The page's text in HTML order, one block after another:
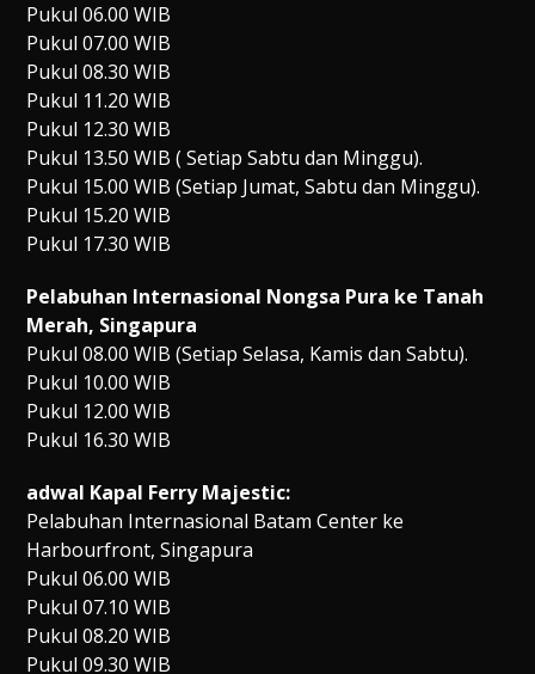
Pukul 06.00 WIB
Pukul 07.00 WIB
Pukul 08.30 WIB
Pukul 11.20 WIB
Pukul 12.30 WIB
Pukul 13.50 WIB ( Setiap Sabtu dan Minggu).
Pukul 15.00 WIB (Setiap Jumat, Sabtu dan Minggu).
Pukul 15.20 WIB
Pukul 17.30 WIB
Pelabuhan Internasional Nongsa Pura ke Tanah
Merah, Singapura
Pukul 08.00 WIB (Setiap Selasa, Kamis dan Sabtu).
Pukul 10.00 WIB
Pukul 12.00 WIB
Pukul 16.30 WIB
adwal Kapal Ferry Majestic:
Pelabuhan Internasional Batam Center ke
Harbourfront, Singapura
Pukul 06.00 WIB
Pukul 07.10 WIB
Pukul 08.20 WIB
Pukul 09.30 WIB